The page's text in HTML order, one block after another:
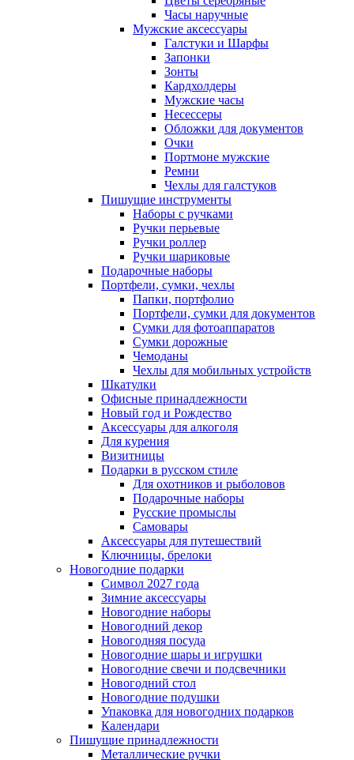
Часы наручные
Мужские аксессуары
Галстуки и Шарфы
Запонки
Зонты
Кардхолдеры
Мужские часы
Несессеры
Обложки для документов
Очки
Портмоне мужские
Ремни
Чехлы для галстуков
Пишущие инструменты
Наборы с ручками
Ручки перьевые
Ручки роллер
Ручки шариковые
Подарочные наборы
Портфели, сумки, чехлы
Папки, портфолио
Портфели, сумки для документов
Сумки для фотоаппаратов
Сумки дорожные
Чемоданы
Чехлы для мобильных устройств
Шкатулки
Офисные принадлежности
Новый год и Рождество
Аксессуары для алкоголя
Для курения
Визитницы
Подарки в русском стиле
Для охотников и рыболовов
Подарочные наборы
Русские промыслы
Самовары
Аксессуары для путешествий
Ключницы, брелоки
Новогодние подарки
Символ 2027 года
Зимние аксессуары
Новогодние наборы
Новогодний декор
Новогодняя посуда
Новогодние шары и игрушки
Новогодние свечи и подсвечники
Новогодний стол
Новогодние подушки
Упаковка для новогодних подарков
Календари
Пишущие принадлежности
Металлические ручки